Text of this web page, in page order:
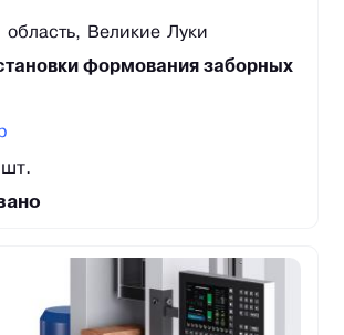
область, Великие Луки
формования заборных